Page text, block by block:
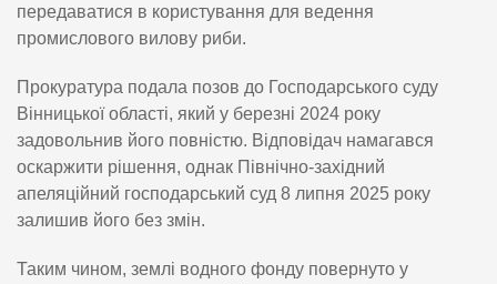
передаватися в користування для ведення
промислового вилову риби.
Прокуратура подала позов до Господарського суду
Вінницької області, який у березні 2024 року
задовольнив його повністю. Відповідач намагався
оскаржити рішення, однак Північно-західний
апеляційний господарський суд 8 липня 2025 року
залишив його без змін.
Таким чином, землі водного фонду повернуто у